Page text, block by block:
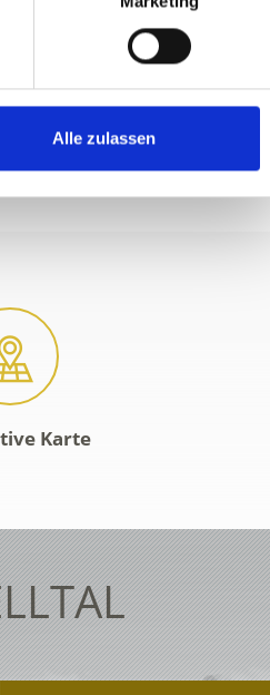
Alle zulassen
Karte